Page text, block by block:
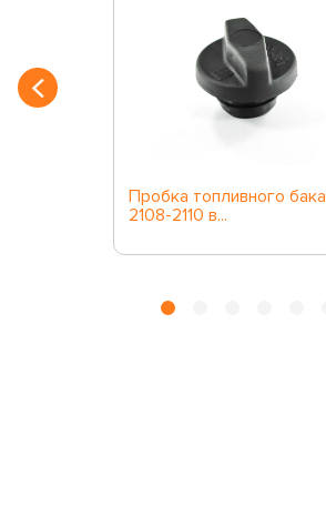
Пробка топливного бака
2108-2110 в...